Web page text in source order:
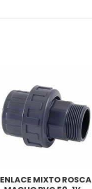
ENLACE MIXTO ROSCA